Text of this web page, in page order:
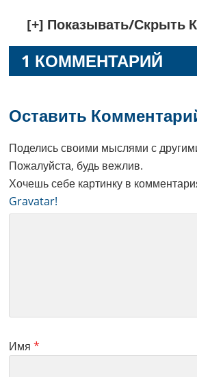
Reader
Interactions
[+] Показывать/Скрыть
1 КОММЕНТАРИЙ
Оставить
Поделись своими мыслями с
Пожалуйста, будь вежлив.
Хочешь себе картинку в
Gravatar!
Имя *